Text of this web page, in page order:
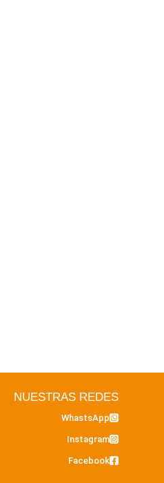
NUESTRAS REDES
WhastsApp
Instagram
Facebook